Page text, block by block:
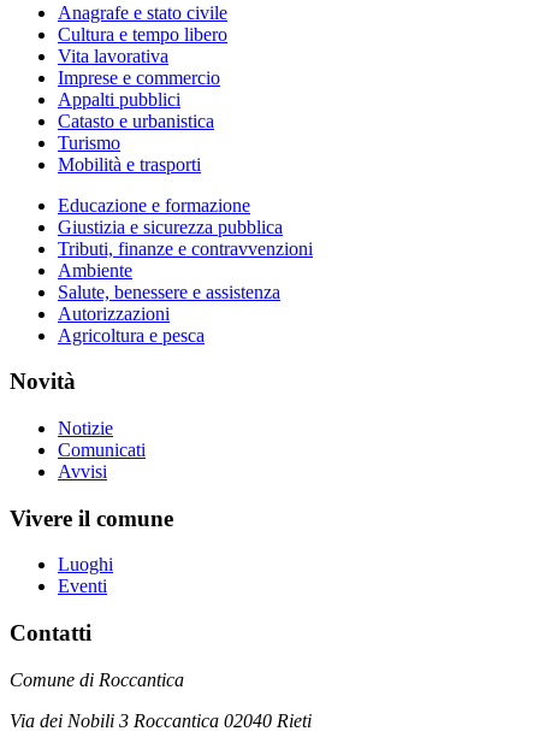
Anagrafe e stato civile
Cultura e tempo libero
Vita lavorativa
Imprese e commercio
Appalti pubblici
Catasto e urbanistica
Turismo
Mobilità e trasporti
Educazione e formazione
Giustizia e sicurezza pubblica
Tributi, finanze e contravvenzioni
Ambiente
Salute, benessere e assistenza
Autorizzazioni
Agricoltura e pesca
Novità
Notizie
Comunicati
Avvisi
Vivere il comune
Luoghi
Eventi
Contatti
Comune di Roccantica
Via dei Nobili 3 Roccantica 02040 Rieti